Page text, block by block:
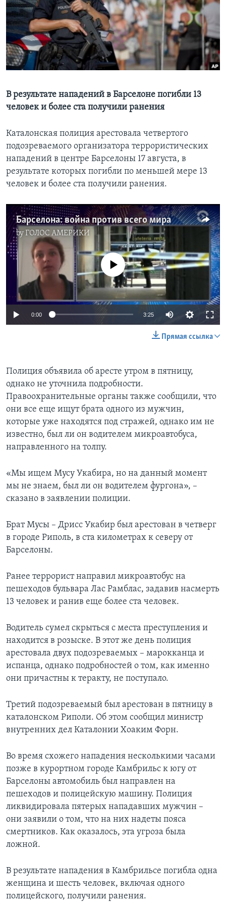
Learning English
СОЦИАЛЬНЫЕ СЕТИ
Языки
В результате нападений в Барселоне погибли 13
человек и более ста получили ранения
Каталонская полиция арестовала четвертого
подозреваемого организатора террористических
нападений в центре Барселоны 17 августа, в
результате которых погибли по меньшей мере 13
человек и более ста получили ранения.
Барселона: война против всего мира
byГОЛОС АМЕРИКИ
No media source currently available
0:00 3:25
Прямая ссылка
Полиция объявила об аресте утром в пятницу,
однако не уточнила подробности.
Правоохранительные органы также сообщили, что
они все еще ищут брата одного из мужчин,
которые уже находятся под стражей, однако им не
известно, был ли он водителем микроавтобуса,
направленного на толпу.
«Мы ищем Мусу Укабира, но на данный момент
мы не знаем, был ли он водителем фургона», –
сказано в заявлении полиции.
Брат Мусы – Дрисс Укабир был арестован в четверг
в городе Риполь, в ста километрах к северу от
Барселоны.
Ранее террорист направил микроавтобус на
пешеходов бульвара Лас Рамблас, задавив насмерть
13 человек и ранив еще более ста человек.
Водитель сумел скрыться с места преступления и
находится в розыске. В этот же день полиция
арестовала двух подозреваемых – марокканца и
испанца, однако подробностей о том, как именно
они причастны к теракту, не поступало.
Третий подозреваемый был арестован в пятницу в
каталонском Риполи. Об этом сообщил министр
внутренних дел Каталонии Хоаким Форн.
Во время схожего нападения несколькими часами
позже в курортном городе Камбрильс к югу от
Барселоны автомобиль был направлен на
пешеходов и полицейскую машину. Полиция
ликвидировала пятерых нападавших мужчин –
они заявили о том, что на них надеты пояса
смертников. Как оказалось, эта угроза была
ложной.
В результате нападения в Камбрильсе погибла одна
женщина и шесть человек, включая одного
полицейского, получили ранения.